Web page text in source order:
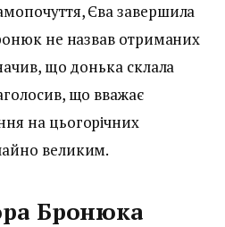
Єва завершила
не назвав отриманих
що донька склала
що вважає
на цьогорічних
великим.
Бронюка